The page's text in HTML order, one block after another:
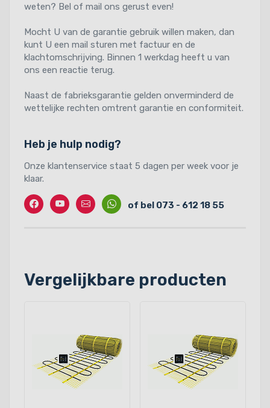
weten? Bel of mail ons gerust even!
Mocht U van de garantie gebruik willen maken, dan
kunt U een mail sturen met factuur en de
klachtomschrijving. Binnen 1 werkdag heeft u van
ons een reactie terug.
Naast de fabrieksgarantie gelden onverminderd de
wettelijke rechten omtrent garantie en conformiteit.
Heb je hulp nodig?
Onze klantenservice staat 5 dagen per week voor je
klaar.
Facebook
TwitterContactWhatssapp
of bel 073 - 612 18 55
Vergelijkbare producten